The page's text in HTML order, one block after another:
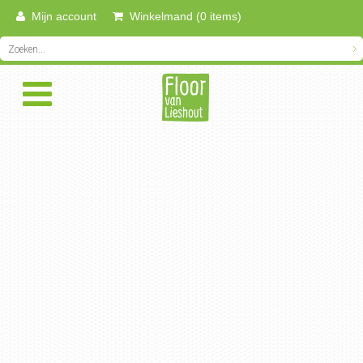
Mijn account Winkelmand (0 items)